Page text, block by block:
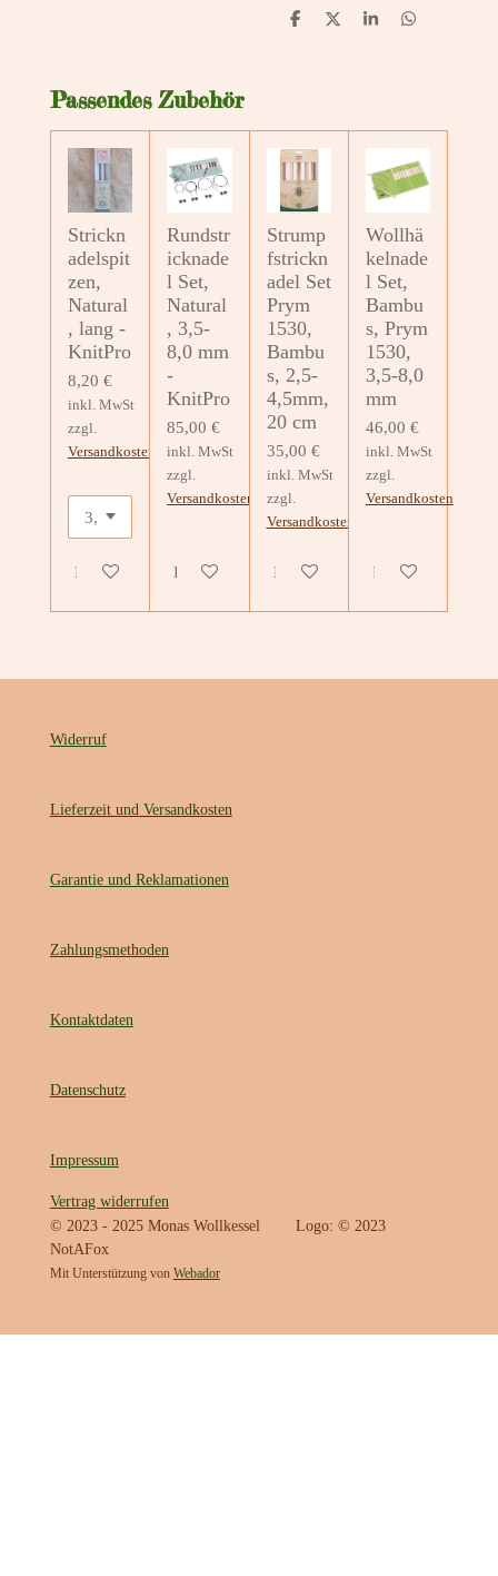
T
T
T
T
Passendes Zubehör
Strickn
adelspit
zen,
Natural
, lang -
KnitPro
8,20 €
inkl. MwSt
zzgl.
Versandkosten
In den Warenkorb
Rundstr
icknade
l Set,
Natural
, 3,5-
8,0 mm
-
KnitPro
85,00 €
inkl. MwSt
zzgl.
Versandkosten
In den Warenkorb
Strump
fstrickn
adel Set
Prym
1530,
Bambu
s, 2,5-
4,5mm,
20 cm
35,00 €
inkl. MwSt
zzgl.
Versandkosten
In den Warenkorb
Wollhä
kelnade
l Set,
Bambu
s, Prym
1530,
3,5-8,0
mm
46,00 €
inkl. MwSt
zzgl.
Versandkosten
In den Warenkorb
Widerruf
Lieferzeit und Versandkosten
Garantie und Reklamationen
Zahlungsmethoden
Kontaktdaten
Datenschutz
Impressum
Vertrag widerrufen
© 2023 - 2025 Monas Wollkessel Logo: © 2023
NotAFox
Mit Unterstützung von Webador